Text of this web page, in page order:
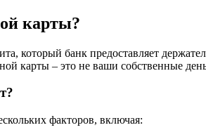
карты?
который банк предоставляет
карты – это не ваши собственные
факторов, включая: